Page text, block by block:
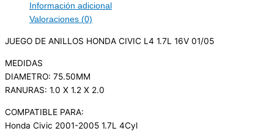
Información adicional
Valoraciones (0)
JUEGO DE ANILLOS HONDA CIVIC L4 1.7L 16V 01/05
MEDIDAS
DIAMETRO: 75.50MM
RANURAS: 1.0 X 1.2 X 2.0
COMPATIBLE PARA:
Honda Civic 2001-2005 1.7L 4Cyl